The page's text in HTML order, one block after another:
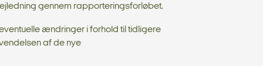
gennem rapporteringsforløbet.
ændringer i forhold til tidligere
af de nye